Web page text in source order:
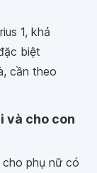
1, khả
biệt
cần theo
và cho con
cho phụ nữ có